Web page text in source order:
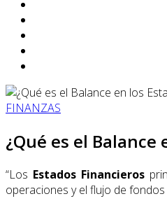
FINANZAS
¿Qué es el Balance
“Los Estados Financieros
operaciones y el flujo de fondos